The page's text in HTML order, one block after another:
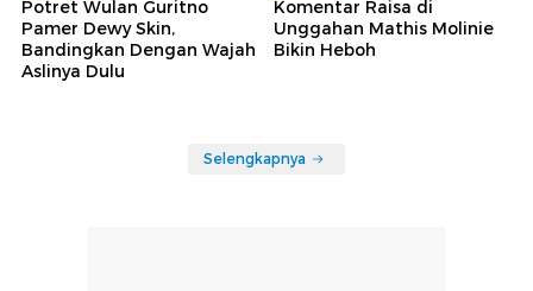
Potret Wulan Guritno
Pamer Dewy Skin,
Bandingkan Dengan Wajah
Aslinya Dulu
Komentar Raisa di
Unggahan Mathis Molinie
Bikin Heboh
Selengkapnya